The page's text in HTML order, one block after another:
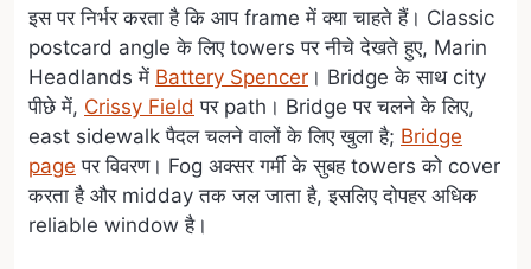
इस पर निर्भर करता है कि आप frame में क्या चाहते हैं। Classic
postcard angle के लिए towers पर नीचे देखते हुए, Marin
Headlands में Battery Spencer । Bridge के साथ city
पीछे में, Crissy Field पर path। Bridge पर चलने के लिए,
east sidewalk पैदल चलने वालों के लिए खुला है; Bridge
page पर विवरण। Fog अक्सर गर्मी के सुबह towers को cover
करता है और midday तक जल जाता है, इसलिए दोपहर अधिक
reliable window है।